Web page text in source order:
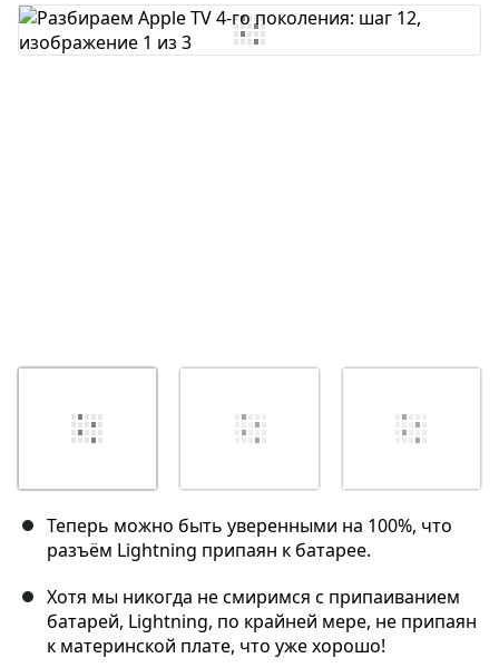
Добавить комментарий
Теперь можно быть уверенными на 100%, что
разъём Lightning припаян к батарее.
Хотя мы никогда не смиримся с припаиванием
батарей, Lightning, по крайней мере, не припаян
к материнской плате, что уже хорошо!